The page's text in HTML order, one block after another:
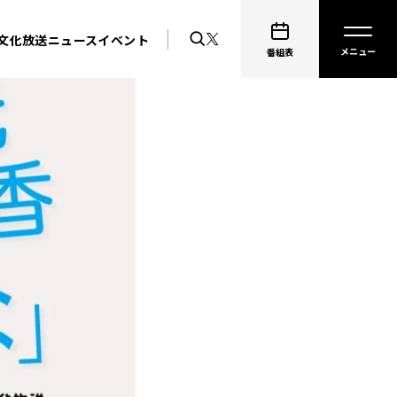
化放送ニュースイベント
番組表